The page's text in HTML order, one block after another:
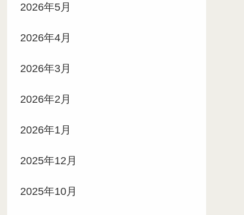
2026年5月
2026年4月
2026年3月
2026年2月
2026年1月
2025年12月
2025年10月